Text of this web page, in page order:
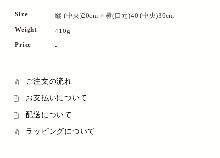
Size
縦 (中央)20cm × 横(口元)40 (中央)36cm
Weight
410g
Price
-
ご注文の流れ
お支払いについて
配送について
ラッピングについて